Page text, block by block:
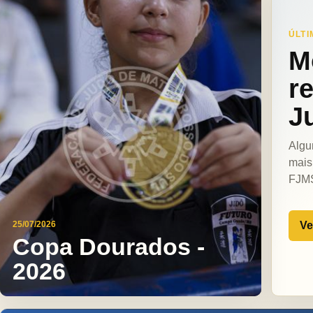
25/07/2026
Copa Dourados -
2026